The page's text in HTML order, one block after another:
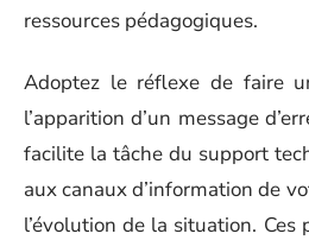
ressources pédagogiques.
Adoptez le réflexe de faire
l’apparition d’un message
facilite la tâche du support
aux canaux d’information de
l’évolution de la situation. Ces